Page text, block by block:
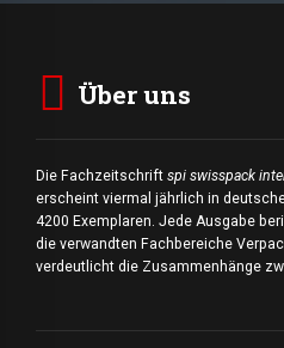
Über uns
Die Fachzeitschrift spi swisspack
erscheint viermal jährlich in
4200 Exemplaren. Jede Ausgabe
die verwandten Fachbereiche
verdeutlicht die Zusammenhänge